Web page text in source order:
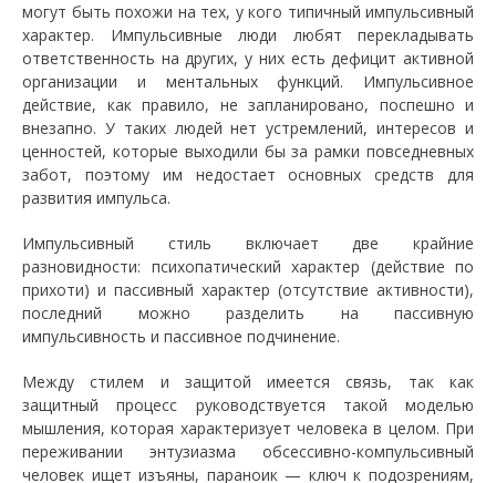
могут быть похожи на тех, у кого типичный импульсивный
характер. Импульсивные люди любят перекладывать
ответственность на других, у них есть дефицит активной
организации и ментальных функций. Импульсивное
действие, как правило, не запланировано, поспешно и
внезапно. У таких людей нет устремлений, интересов и
ценностей, которые выходили бы за рамки повседневных
забот, поэтому им недостает основных средств для
развития импульса.
Импульсивный стиль включает две крайние
разновидности: психопатический характер (действие по
прихоти) и пассивный характер (отсутствие активности),
последний можно разделить на пассивную
импульсивность и пассивное подчинение.
Между стилем и защитой имеется связь, так как
защитный процесс руководствуется такой моделью
мышления, которая характеризует человека в целом. При
переживании энтузиазма обсессивно-компульсивный
человек ищет изъяны, параноик — ключ к подозрениям,